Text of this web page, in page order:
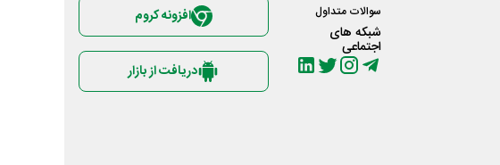
سوالات متداول
شبکه های
اجتماعی
افزونه کروم
دریافت از بازار